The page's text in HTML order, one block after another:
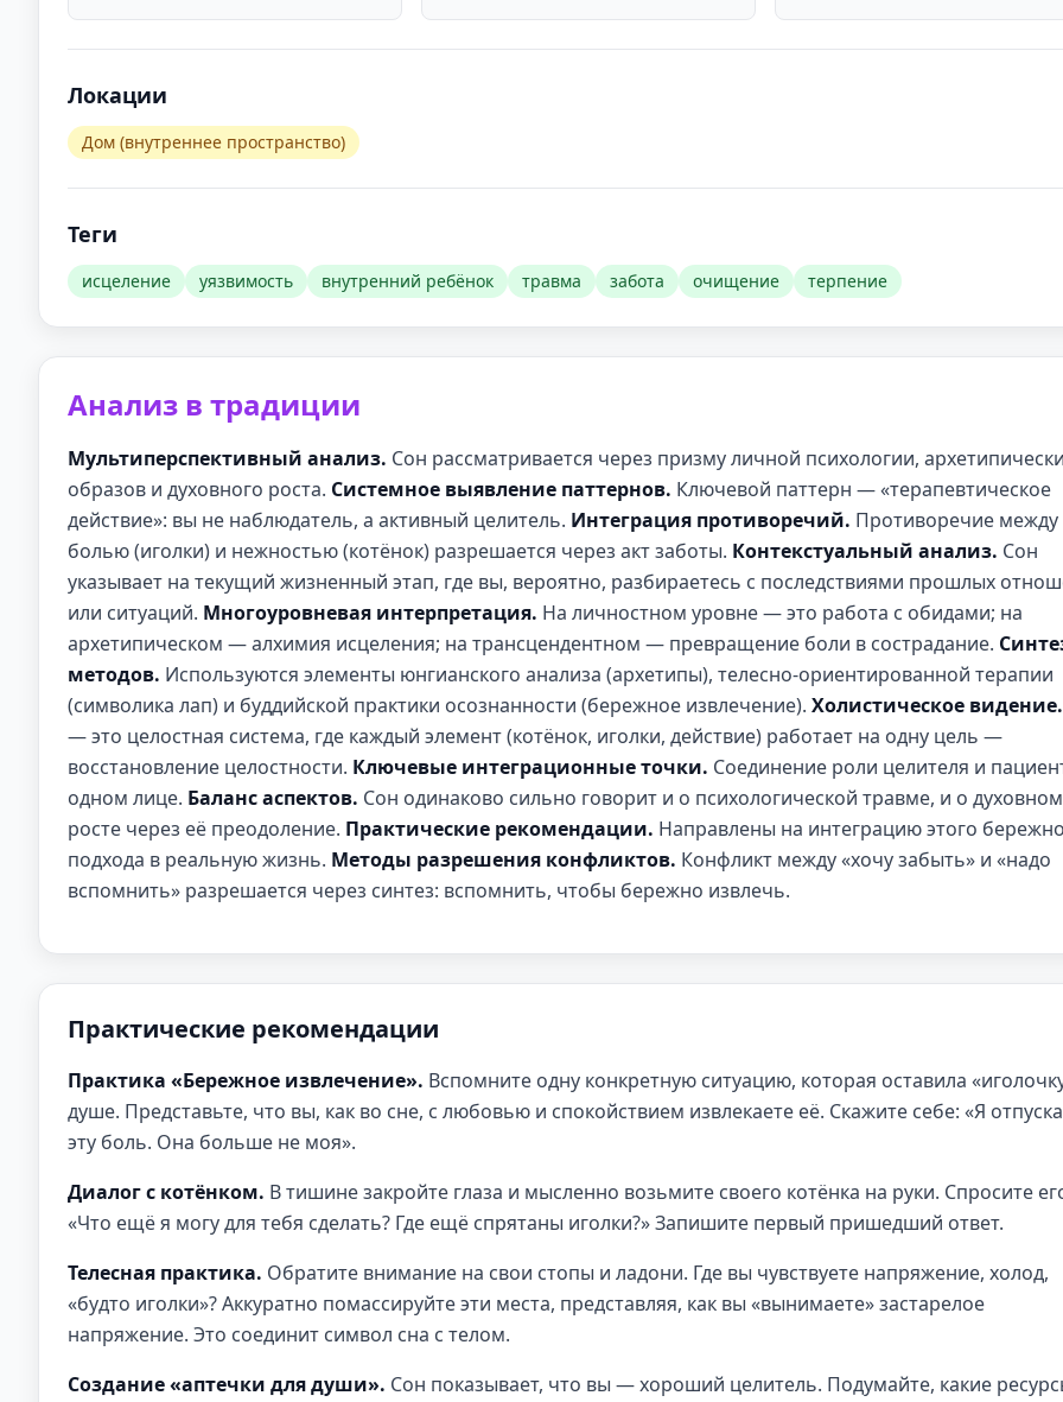
Локации
Дом (внутреннее пространство)
Теги
исцеление уязвимость внутренний ребёнок травма забота очищение терпение
Анализ в традиции
Мультиперспективный анализ. Сон рассматривается через призму личной психологии,
образов и духовного роста. Системное выявление паттернов. Ключевой паттерн — «терапевтическое
действие»: вы не наблюдатель, а активный целитель. Интеграция противоречий. Противоречие между
болью (иголки) и нежностью (котёнок) разрешается через акт заботы. Контекстуальный анализ. Сон
указывает на текущий жизненный этап, где вы, вероятно, разбираетесь с последствиями прошлых
или ситуаций. Многоуровневая интерпретация. На личностном уровне — это работа с обидами; на
архетипическом — алхимия исцеления; на трансцендентном — превращение боли в сострадание.
методов. Используются элементы юнгианского анализа (архетипы), телесно-ориентированной терапии
(символика лап) и буддийской практики осознанности (бережное извлечение). Холистическое видение.
— это целостная система, где каждый элемент (котёнок, иголки, действие) работает на одну цель —
восстановление целостности. Ключевые интеграционные точки. Соединение роли целителя и
одном лице. Баланс аспектов. Сон одинаково сильно говорит и о психологической травме, и о духовном
росте через её преодоление. Практические рекомендации. Направлены на интеграцию этого
подхода в реальную жизнь. Методы разрешения конфликтов. Конфликт между «хочу забыть» и «надо
вспомнить» разрешается через синтез: вспомнить, чтобы бережно извлечь.
Практические рекомендации
Практика «Бережное извлечение». Вспомните одну конкретную ситуацию, которая оставила
душе. Представьте, что вы, как во сне, с любовью и спокойствием извлекаете её. Скажите себе: «Я
эту боль. Она больше не моя».
Диалог с котёнком. В тишине закройте глаза и мысленно возьмите своего котёнка на руки. Спросите
«Что ещё я могу для тебя сделать? Где ещё спрятаны иголки?» Запишите первый пришедший ответ.
Телесная практика. Обратите внимание на свои стопы и ладони. Где вы чувствуете напряжение, холод,
«будто иголки»? Аккуратно помассируйте эти места, представляя, как вы «вынимаете» застарелое
напряжение. Это соединит символ сна с телом.
Создание «аптечки для души». Сон показывает, что вы — хороший целитель. Подумайте, какие